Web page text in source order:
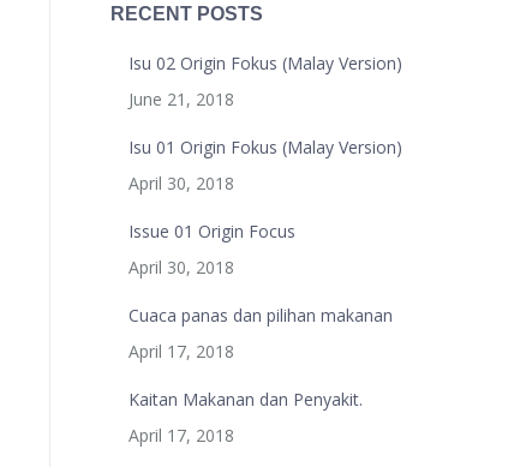
RECENT POSTS
Isu 02 Origin Fokus (Malay Version)
June 21, 2018
Isu 01 Origin Fokus (Malay Version)
April 30, 2018
Issue 01 Origin Focus
April 30, 2018
Cuaca panas dan pilihan makanan
April 17, 2018
Kaitan Makanan dan Penyakit.
April 17, 2018